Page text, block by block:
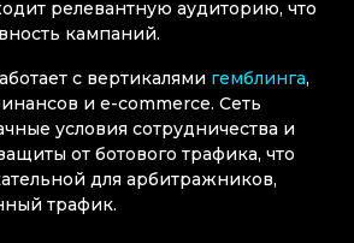
релевантную аудиторию, что
кампаний.
с вертикалями гемблинга,
и e-commerce. Сеть
условия сотрудничества и
от ботового трафика, что
для арбитражников,
трафик.